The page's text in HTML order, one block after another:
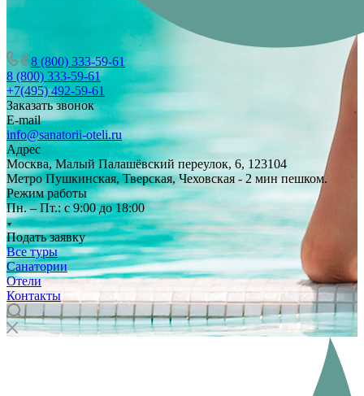
8 (800) 333-59-61
8 (800) 333-59-61
+7(495) 492-59-61
Заказать звонок
E-mail
info@sanatorii-oteli.ru
Адрес
Москва, Малый Палашёвский переулок, 6, 123104
Метро Пушкинская, Тверская, Чеховская - 2 мин пешком.
Режим работы
Пн. – Пт.: с 9:00 до 18:00
Подать заявку
Все туры
Санатории
Отели
Контакты